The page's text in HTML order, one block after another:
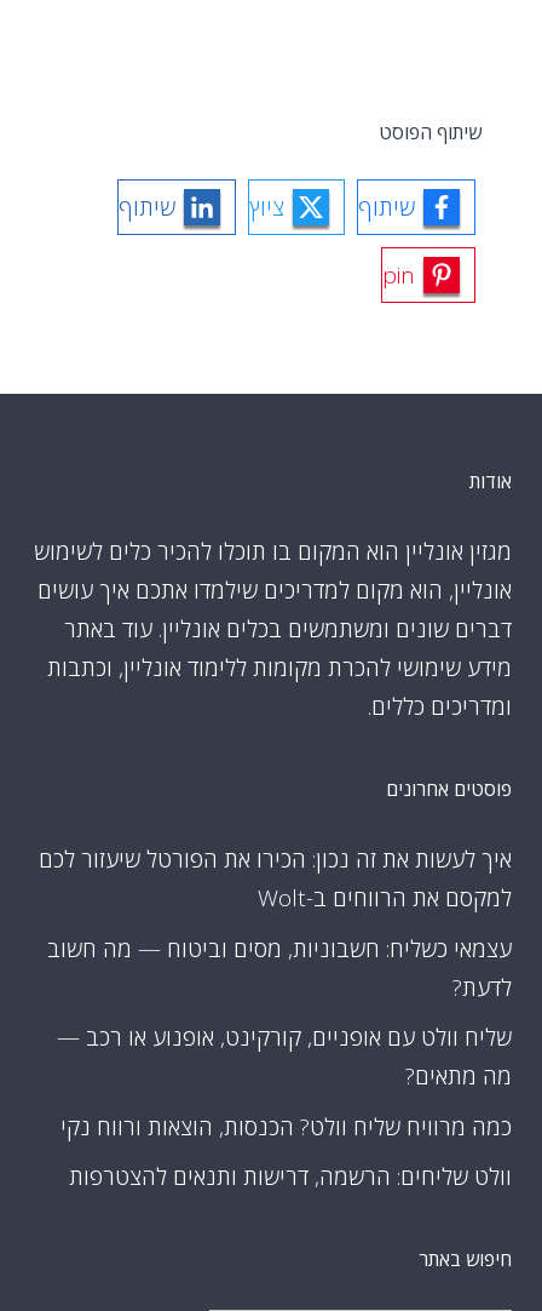
שיתוף הפוסט
שיתוף ציוץ שיתוף
pin
אודות
מגזין אונליין הוא המקום בו תוכלו להכיר כלים לשימוש
אונליין, הוא מקום למדריכים שילמדו אתכם איך עושים
דברים שונים ומשתמשים בכלים אונליין. עוד באתר
מידע שימושי להכרת מקומות ללימוד אונליין, וכתבות
ומדריכים כללים.
פוסטים אחרונים
איך לעשות את זה נכון: הכירו את הפורטל שיעזור לכם
למקסם את הרווחים ב-Wolt
עצמאי כשליח: חשבוניות, מסים וביטוח — מה חשוב
לדעת?
שליח וולט עם אופניים, קורקינט, אופנוע או רכב —
מה מתאים?
כמה מרוויח שליח וולט? הכנסות, הוצאות ורווח נקי
וולט שליחים: הרשמה, דרישות ותנאים להצטרפות
חיפוש באתר